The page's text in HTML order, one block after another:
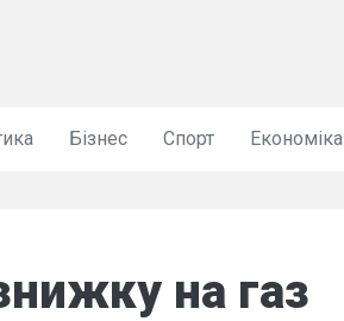
Бізнес Спорт Економіка
на газ